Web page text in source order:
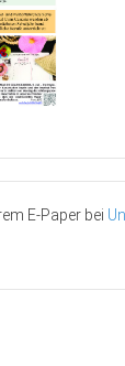
E-Paper bei